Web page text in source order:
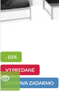
-10%
VYPREDANÉ
DOPRAVA ZADARMO